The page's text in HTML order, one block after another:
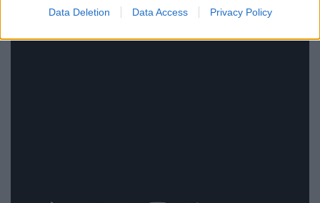
Data Deletion Data Access Privacy Policy